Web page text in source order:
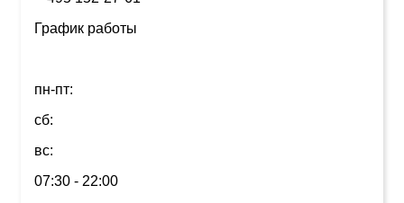
График работы
пн-пт:
сб:
вс:
07:30 - 22:00